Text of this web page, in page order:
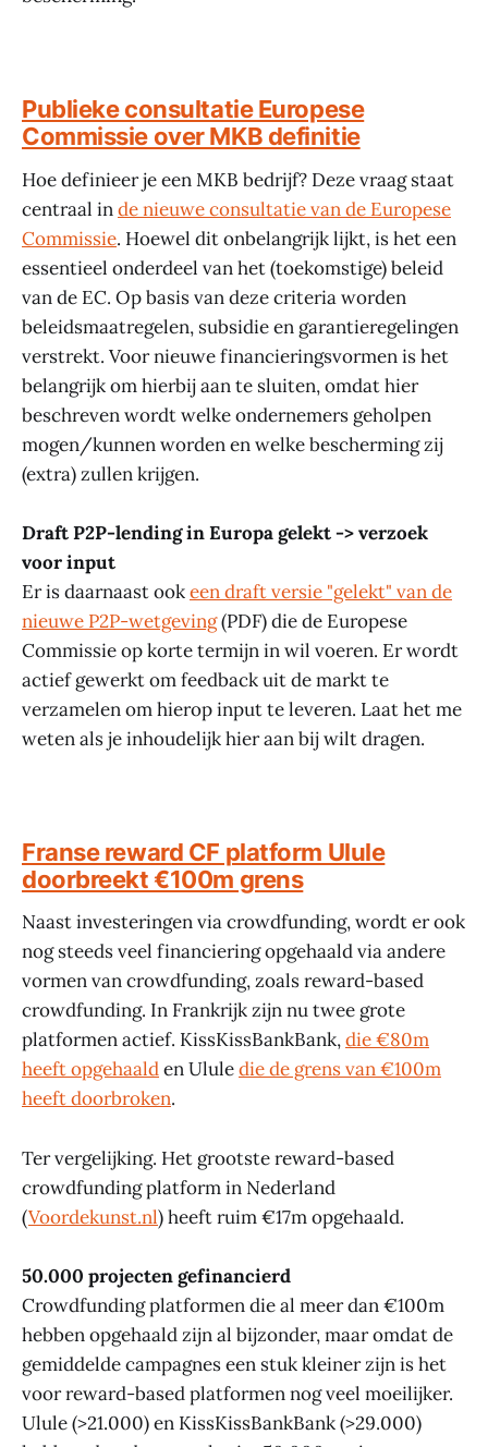
Publieke consultatie Europese
Commissie over MKB definitie
Hoe definieer je een MKB bedrijf? Deze vraag staat
centraal inde nieuwe consultatie van de Europese
Commissie. Hoewel dit onbelangrijk lijkt, is het een
essentieel onderdeel van het (toekomstige) beleid
van de EC. Op basis van deze criteria worden
beleidsmaatregelen, subsidie en garantieregelingen
verstrekt. Voor nieuwe financieringsvormen is het
belangrijk om hierbij aan te sluiten, omdat hier
beschreven wordt welke ondernemers geholpen
mogen/kunnen worden en welke bescherming zij
(extra) zullen krijgen.
Draft P2P-lending in Europa gelekt -> verzoek
voor input
Er is daarnaast ookeen draft versie "gelekt" van de
nieuwe P2P-wetgeving(PDF) die de Europese
Commissie op korte termijn in wil voeren. Er wordt
actief gewerkt om feedback uit de markt te
verzamelen om hierop input te leveren. Laat het me
weten als je inhoudelijk hier aan bij wilt dragen.
Franse reward CF platform Ulule
doorbreekt €100m grens
Naast investeringen via crowdfunding, wordt er ook
nog steeds veel financiering opgehaald via andere
vormen van crowdfunding, zoals reward-based
crowdfunding. In Frankrijk zijn nu twee grote
platformen actief. KissKissBankBank,die €80m
heeft opgehaalden Ululedie de grens van €100m
heeft doorbroken.
Ter vergelijking. Het grootste reward-based
crowdfunding platform in Nederland
(Voordekunst.nl) heeft ruim €17m opgehaald.
50.000 projecten gefinancierd
Crowdfunding platformen die al meer dan €100m
hebben opgehaald zijn al bijzonder, maar omdat de
gemiddelde campagnes een stuk kleiner zijn is het
voor reward-based platformen nog veel moeilijker.
Ulule (>21.000) en KissKissBankBank (>29.000)